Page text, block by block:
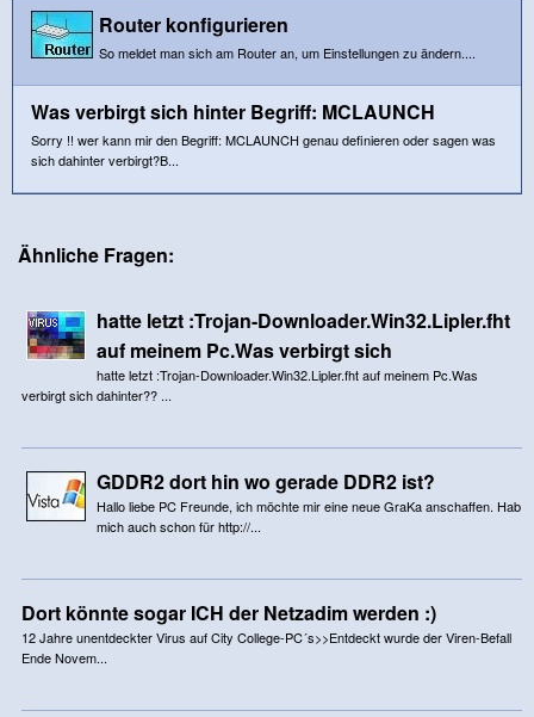
Router konfigurieren
So meldet man sich am Router an, um Einstellungen zu ändern....
Was verbirgt sich hinter Begriff: MCLAUNCH
Sorry !! wer kann mir den Begriff: MCLAUNCH genau definieren oder sagen was
sich dahinter verbirgt?B...
Ähnliche Fragen:
hatte letzt :Trojan-Downloader.Win32.Lipler.fht
auf meinem Pc.Was verbirgt sich
hatte letzt :Trojan-Downloader.Win32.Lipler.fht auf meinem Pc.Was
verbirgt sich dahinter?? ...
GDDR2 dort hin wo gerade DDR2 ist?
Hallo liebe PC Freunde, ich möchte mir eine neue GraKa anschaffen. Hab
mich auch schon für http://...
Dort könnte sogar ICH der Netzadim werden :)
12 Jahre unentdeckter Virus auf City College-PC´s>>Entdeckt wurde der Viren-Befall
Ende Novem...